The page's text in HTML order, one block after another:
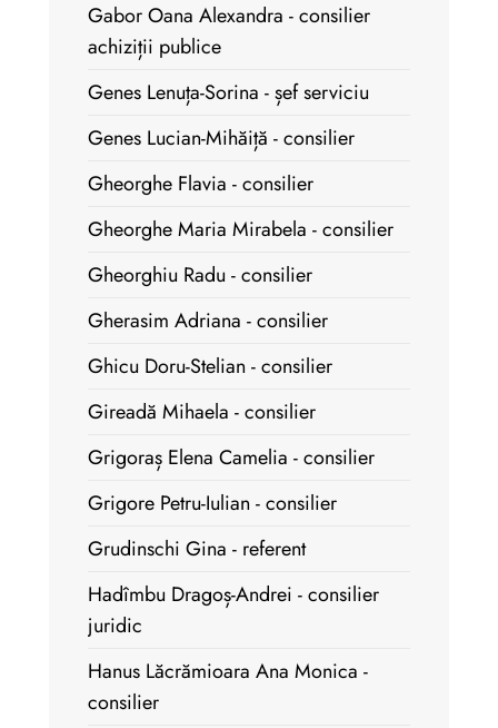
Gabor Oana Alexandra - consilier
achiziții publice
Genes Lenuța-Sorina - șef serviciu
Genes Lucian-Mihăiță - consilier
Gheorghe Flavia - consilier
Gheorghe Maria Mirabela - consilier
Gheorghiu Radu - consilier
Gherasim Adriana - consilier
Ghicu Doru-Stelian - consilier
Gireadă Mihaela - consilier
Grigoraș Elena Camelia - consilier
Grigore Petru-Iulian - consilier
Grudinschi Gina - referent
Hadîmbu Dragoș-Andrei - consilier
juridic
Hanus Lăcrămioara Ana Monica -
consilier